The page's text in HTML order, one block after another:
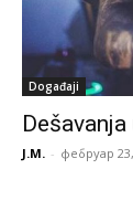
Događaji
J.M. - фебруар